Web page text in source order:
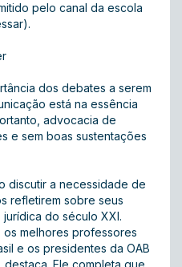
pelo canal da escola
).
dos debates a serem
está na essência
advocacia de
e sem boas sustentações
discutir a necessidade de
refletirem sobre seus
do século XXI.
os melhores professores
e os presidentes da OAB
destaca. Ele completa que